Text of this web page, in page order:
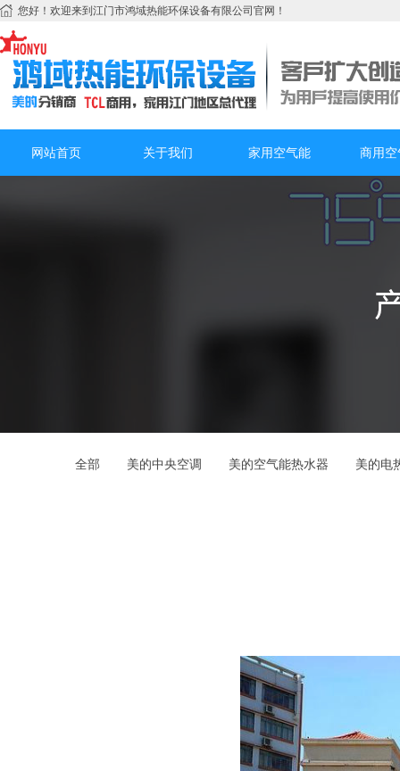
您好！欢迎来到江门市鸿域热能环保设备有限公司官网！
网站首页 关于我们 家用空气能 商用空
全部 美的中央空调 美的空气能热水器 美的电